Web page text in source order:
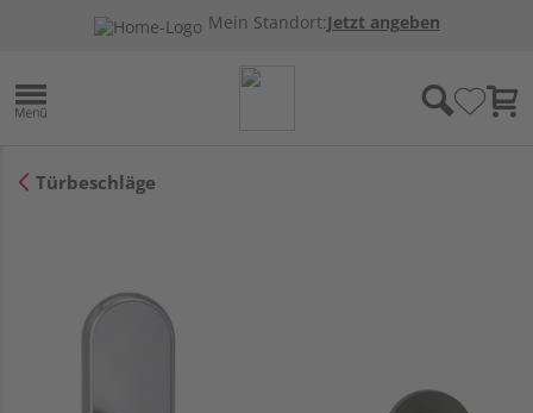
Mein Standort:Jetzt angeben
Türbeschläge